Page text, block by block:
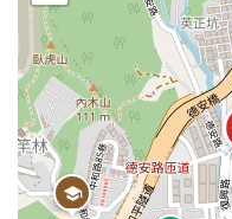
格局
不拘
2房
4房